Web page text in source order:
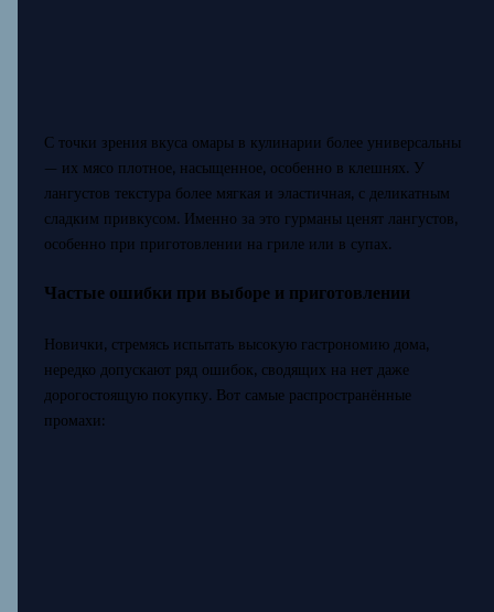
С точки зрения вкуса омары в кулинарии более универсальны
— их мясо плотное, насыщенное, особенно в клешнях. У
лангустов текстура более мягкая и эластичная, с деликатным
сладким привкусом. Именно за это гурманы ценят лангустов,
особенно при приготовлении на гриле или в супах.
Частые ошибки при выборе и приготовлении
Новички, стремясь испытать высокую гастрономию дома,
нередко допускают ряд ошибок, сводящих на нет даже
дорогостоящую покупку. Вот самые распространённые
промахи: